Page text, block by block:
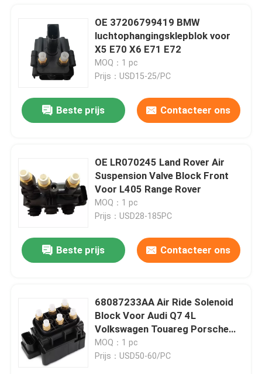
OE 37206799419 BMW
luchtophangingsklepblok voor
X5 E70 X6 E71 E72
MOQ：1 pc
Prijs：USD15-25/PC
Beste prijs Contacteer ons
OE LR070245 Land Rover Air
Suspension Valve Block Front
Voor L405 Range Rover
MOQ：1 pc
Prijs：USD28-185PC
Beste prijs Contacteer ons
68087233AA Air Ride Solenoid
Block Voor Audi Q7 4L
Volkswagen Touareg Porsche
Cayenne 955
MOQ：1 pc
Prijs：USD50-60/PC